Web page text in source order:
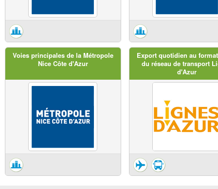
Voies principales de la Métropole
Nice Côte d'Azur
Export quotidien au
du réseau de transport
d'Azur